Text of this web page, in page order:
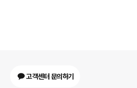
고객센터 문의하기